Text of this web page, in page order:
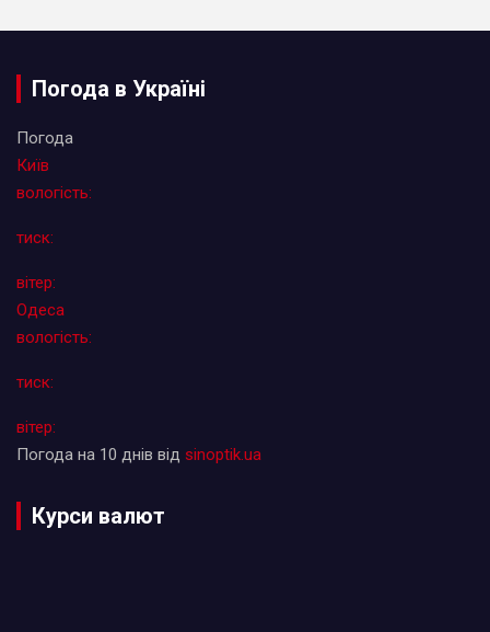
Погода в Україні
Погода
Київ
вологість:
тиск:
вітер:
Одеса
вологість:
тиск:
вітер:
Погода на 10 днів від sinoptik.ua
Курси валют